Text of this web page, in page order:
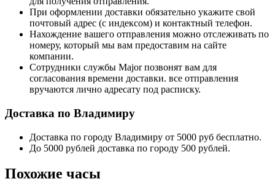
При оформлении доставки обязательно укажите свой
почтовый адрес (с индексом) и контактный телефон.
Нахождение вашего отправления можно отслеживать по
номеру, который мы вам предоставим на сайте
компании.
Сотрудники службы Major позвонят вам для
согласования времени доставки. все отправления
вручаются лично адресату под расписку.
Доставка по Владимиру
Доставка по городу Владимиру от 5000 руб бесплатно.
До 5000 рублей доставка по городу 500 рублей.
Похожие часы